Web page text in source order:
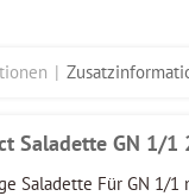
Saladette GN 1/
Saladette Für GN 1/1